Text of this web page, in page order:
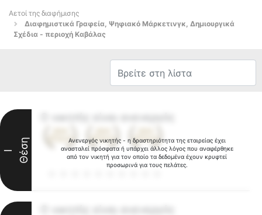
Αετοί της διαφήμισης
Διαφημιστικά Γραφεία, Ψηφιακό Μάρκετινγκ, Δημιουργικά
Σχέδια - περιοχή Καβάλας
Ανενεργός νικητής - η δραστηριότητα της εταιρείας έχει
ανασταλεί πρόσφατα ή υπάρχει άλλος λόγος που αναφέρθηκε
από τον νικητή για τον οποίο τα δεδομένα έχουν κρυφτεί
προσωρινά για τους πελάτες.
I Θέση